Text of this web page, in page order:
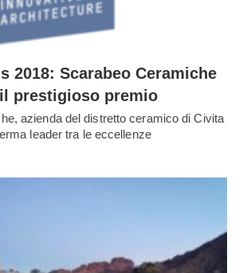
2018: Scarabeo Ceramiche
prestigioso premio
azienda del distretto ceramico di Civita
leader tra le eccellenze